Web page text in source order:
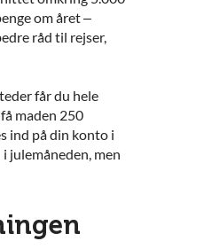
om året –
råd til rejser,
får du hele
maden 250
ind på din konto i
julemåneden, men